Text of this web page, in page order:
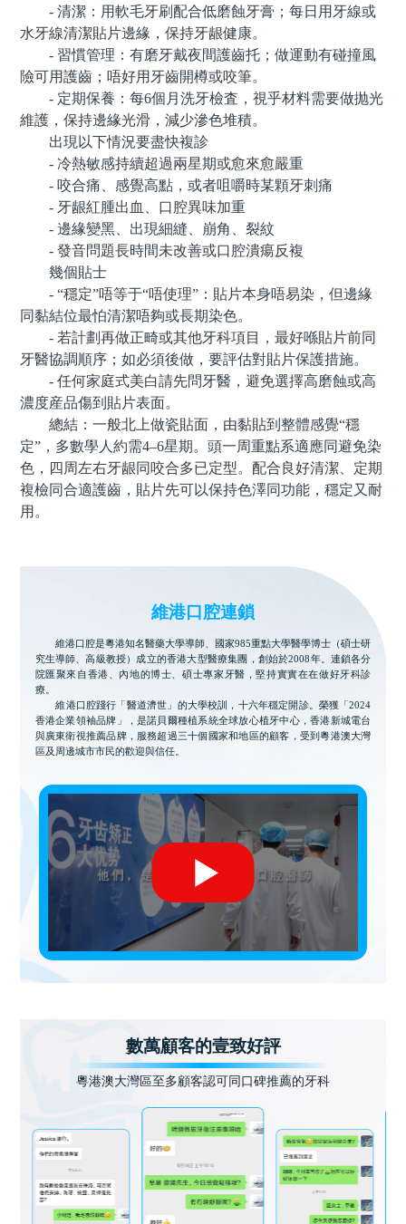
- 清潔：用軟毛牙刷配合低磨蝕牙膏；每日用牙線或
水牙線清潔貼片邊緣，保持牙龈健康。
- 習慣管理：有磨牙戴夜間護齒托；做運動有碰撞風
險可用護齒；唔好用牙齒開樽或咬筆。
- 定期保養：每6個月洗牙檢査，視乎材料需要做抛光
維護，保持邊緣光滑，減少滲色堆積。
出現以下情況要盡快複診
- 冷熱敏感持續超過兩星期或愈來愈嚴重
- 咬合痛、感覺高點，或者咀嚼時某顆牙刺痛
- 牙龈紅腫出血、口腔異味加重
- 邊緣變黑、出現細縫、崩角、裂紋
- 發音問題長時間未改善或口腔潰瘍反複
幾個貼士
- “穩定”唔等于“唔使理”：貼片本身唔易染，但邊緣
同黏結位最怕清潔唔夠或長期染色。
- 若計劃再做正畸或其他牙科項目，最好喺貼片前同
牙醫協調順序；如必須後做，要評估對貼片保護措施。
- 任何家庭式美白請先問牙醫，避免選擇高磨蝕或高
濃度産品傷到貼片表面。
總結：一般北上做瓷貼面，由黏貼到整體感覺“穩
定”，多數學人約需4–6星期。頭一周重點系適應同避免染
色，四周左右牙龈同咬合多已定型。配合良好清潔、定期
複檢同合適護齒，貼片先可以保持色澤同功能，穩定又耐
用。
維港口腔連鎖
維港口腔是粵港知名醫藥大學導師、國家985重點大學醫學博士（碩士研
究生導師、高級教授）成立的香港大型醫療集團，創始於2008年。連鎖各分
院匯聚來自香港、內地的博士、碩士專家牙醫，堅持實實在在做好牙科診
療。
維港口腔踐行「醫道濟世」的大學校訓，十六年穩定開診。榮獲「2024
香港企業領袖品牌」，是諾貝爾種植系統全球放心植牙中心，香港新城電台
與廣東衛視推薦品牌，服務超過三十個國家和地區的顧客，受到粵港澳大灣
區及周邊城市市民的歡迎與信任。
數萬顧客的壹致好評
粵港澳大灣區至多顧客認可同口碑推薦的牙科